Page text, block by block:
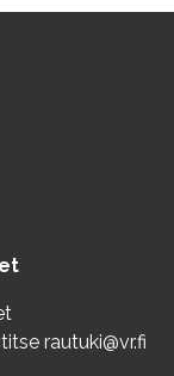
rautuki@vr.fi